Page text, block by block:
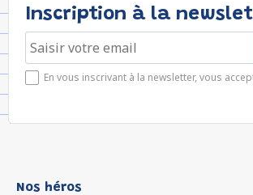
Inscription à la
En vous inscrivant à la newsletter, vous
Nos héros